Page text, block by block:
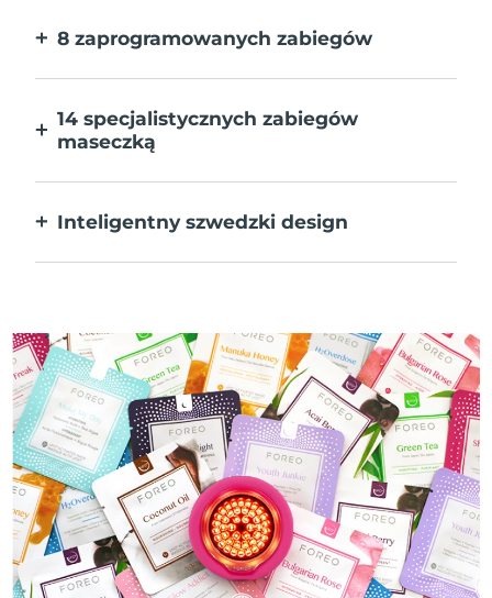
8 zaprogramowanych zabiegów
14 specjalistycznych zabiegów
maseczką
Inteligentny szwedzki design